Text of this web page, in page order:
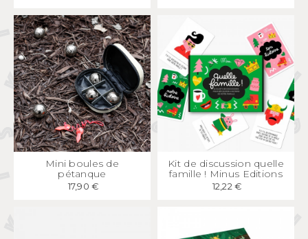
APERÇU RAPIDE
Mini boules de
pétanque
17,90 €
APERÇU RAPIDE
Kit de discussion quelle
famille ! Minus Editions
12,22 €